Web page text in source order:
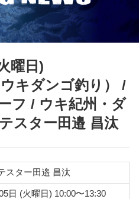
曜日)
キダンゴ釣り）
/
フ / ウキ紀州・ダ
スター田邉 昌汰
スター田邉 昌汰
日 (火曜日) 10:00〜13:30